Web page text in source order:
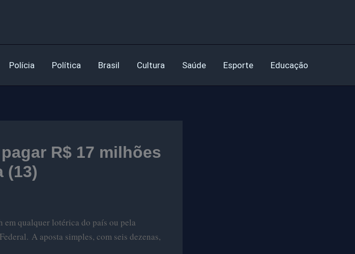
Polícia Política Brasil Cultura Saúde Esporte Educação
R$ 17 milhões
(13)
em qualquer lotérica do país ou pela
A aposta simples, com seis dezenas,